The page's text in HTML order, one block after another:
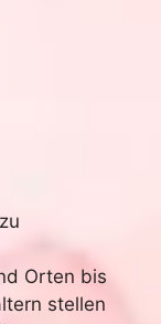
Orten bis
stellen